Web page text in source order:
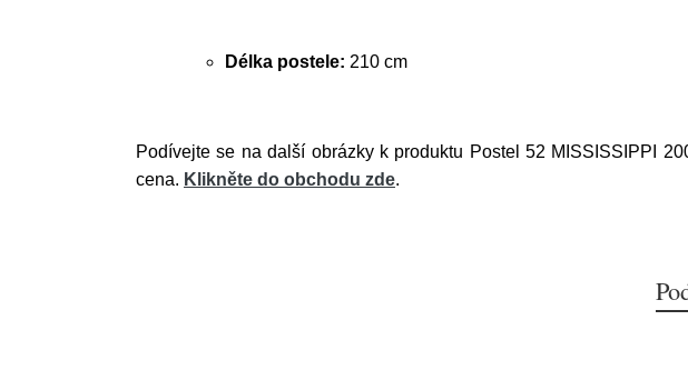
Délka postele: 210 cm
Podívejte se na další obrázky k produktu Postel 52 MISSISSIPPI
cena. Klikněte do obchodu zde.